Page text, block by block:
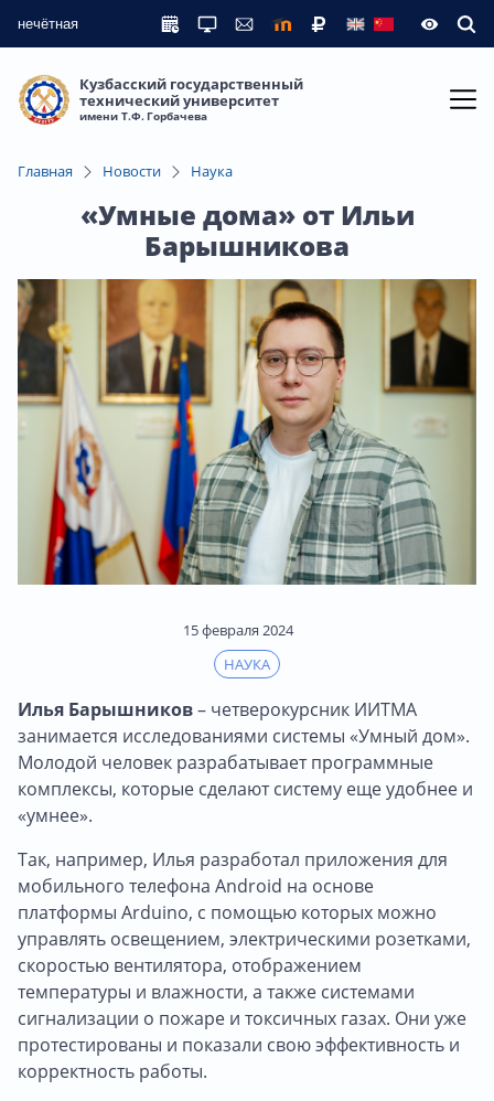
нечётная
Кузбасский государственный
технический университет
имени Т.Ф. Горбачева
Главная Новости Наука
«Умные дома» от Ильи
Барышникова
15 февраля 2024
НАУКА
Илья Барышников– четверокурсник ИИТМА
занимается исследованиями системы «Умный дом».
Молодой человек разрабатывает программные
комплексы, которые сделают систему еще удобнее и
«умнее».
Так, например, Илья разработал приложения для
мобильного телефона Android на основе
платформы Arduino, с помощью которых можно
управлять освещением, электрическими розетками,
скоростью вентилятора, отображением
температуры и влажности, а также системами
сигнализации о пожаре и токсичных газах. Они уже
протестированы и показали свою эффективность и
корректность работы.